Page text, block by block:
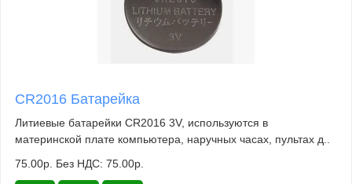
CR2016 Батарейка
Литиевые батарейки CR2016 3V, используются в
материнской плате компьютера, наручных часах, пультах д..
75.00р. Без НДС: 75.00р.